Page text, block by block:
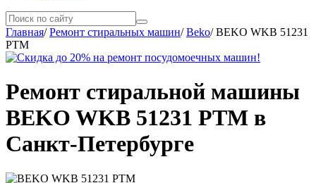
Главная/Ремонт стиральных машин/Beko/BEKO WKB 51231
PTM
Ремонт стиральной машины
BEKO WKB 51231 PTM в
Санкт-Петербурге